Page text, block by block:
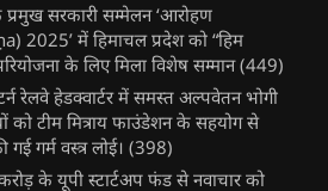
सरकारी सम्मेलन ‘आरोहण
2025’ में हिमाचल प्रदेश को “हिम
के लिए मिला विशेष सम्मान (449)
रेलवे हेडक्वार्टर में समस्त अल्पवेतन भोगी
को टीम मित्राय फाउंडेशन के सहयोग से
गर्म वस्त्र लोई। (398)
के यूपी स्टार्टअप फंड से नवाचार को